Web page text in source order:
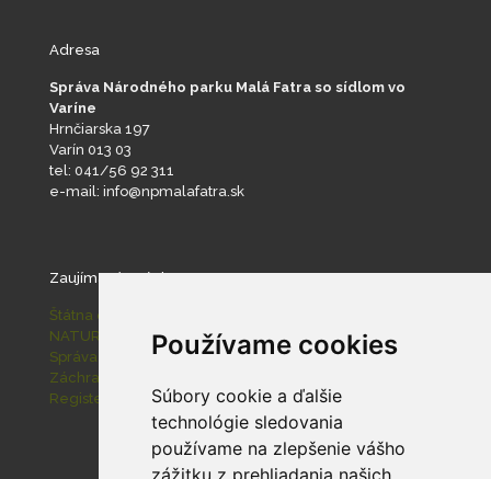
Používame cookies
Súbory cookie a ďalšie
technológie sledovania
používame na zlepšenie vášho
zážitku z prehliadania našich
Adresa
Správa Národného parku Malá Fatra so sídlom vo
Varíne
Hrnčiarska 197
Varín 013 03
tel: 041/56 92 311
e-mail: info@npmalafatra.sk
Zaujímavé stránky
Štátna ochrana prírody SR
NATURA 2000
Správa slovenských jaskýň
Záchranná stanica pre zranené živočíchy Zázrivá
Register ponúkaného majetku štátu